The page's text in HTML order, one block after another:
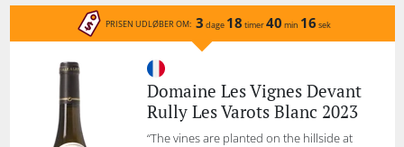
PRISEN UDLØBER OM: 3 dage 18 timer40 min 16 sek
Domaine Les Vignes Devant
Rully Les Varots Blanc 2023
“The vines are planted on the hillside at